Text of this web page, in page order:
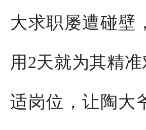
大求职屡遭碰壁
用2天就为其精
适岗位，让陶大